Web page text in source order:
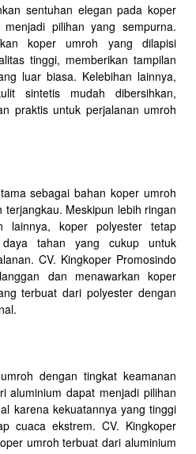
sentuhan elegan pada koper
pilihan yang sempurna.
koper umroh yang dilapisi
tinggi, memberikan tampilan
luar biasa. Kelebihan lainnya,
sintetis mudah dibersihkan,
praktis untuk perjalanan umroh
sebagai bahan koper umroh
Meskipun lebih ringan
lainnya, koper polyester tetap
tahan yang cukup untuk
CV. Kingkoper Promosindo
dan menawarkan koper
terbuat dari polyester dengan
dengan tingkat keamanan
aluminium dapat menjadi pilihan
karena kekuatannya yang tinggi
cuaca ekstrem. CV. Kingkoper
umroh terbuat dari aluminium